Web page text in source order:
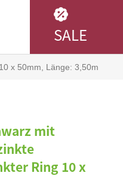
SALE
x 50mm, Länge: 3,50m
mit
Ring 10 x